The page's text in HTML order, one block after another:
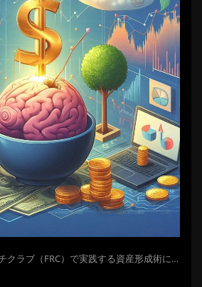
クラブ（FRC）で実践する資産形成術に…